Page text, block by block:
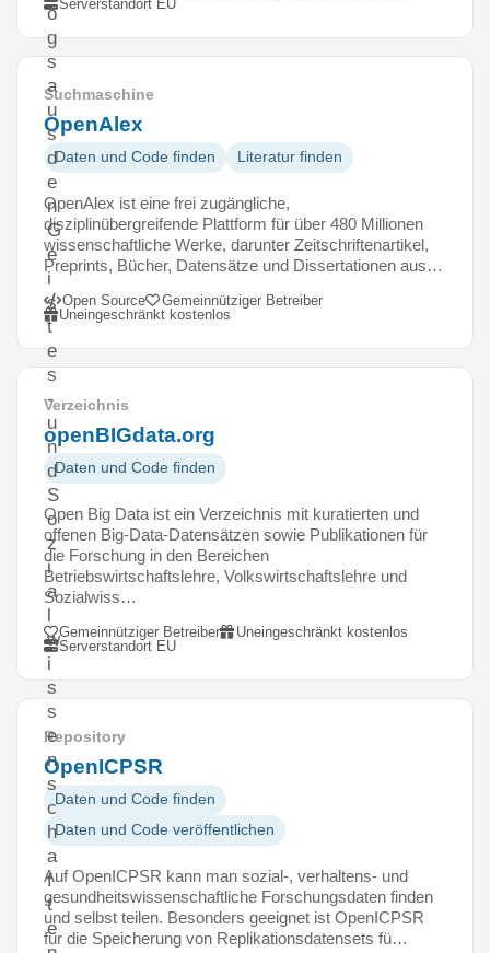
o
g
s
a
u
s
d
e
n
G
e
i
s
t
e
s
-
u
n
d
S
o
z
i
a
l
w
i
s
s
e
n
s
c
h
a
f
t
e
Serverstandort EU
Suchmaschine
OpenAlex
Daten und Code finden Literatur finden
OpenAlex ist eine frei zugängliche,
disziplinübergreifende Plattform für über 480 Millionen
wissenschaftliche Werke, darunter Zeitschriftenartikel,
Preprints, Bücher, Datensätze und Dissertationen aus…
Open Source
Gemeinnütziger Betreiber
Uneingeschränkt kostenlos
Verzeichnis
openBIGdata.org
Daten und Code finden
Open Big Data ist ein Verzeichnis mit kuratierten und
offenen Big-Data-Datensätzen sowie Publikationen für
die Forschung in den Bereichen
Betriebswirtschaftslehre, Volkswirtschaftslehre und
Sozialwiss…
Gemeinnütziger Betreiber
Uneingeschränkt kostenlos
Serverstandort EU
Repository
OpenICPSR
Daten und Code finden
Daten und Code veröffentlichen
Auf OpenICPSR kann man sozial-, verhaltens- und
gesundheitswissenschaftliche Forschungsdaten finden
und selbst teilen. Besonders geeignet ist OpenICPSR
für die Speicherung von Replikationsdatensets fü…